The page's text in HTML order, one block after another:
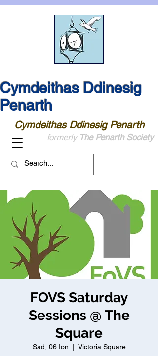
Cymdeithas Ddinesig
Penarth
Cymdeithas Ddinesig Penarth
formerly The Penarth Society
FOVS Saturday
Sessions @ The
Square
Sad, 06 Ion Victoria Square